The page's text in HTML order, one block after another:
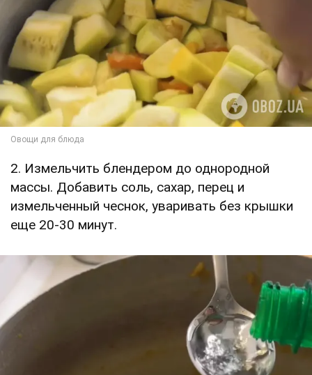
2. Измельчить блендером до однородной
массы. Добавить соль, сахар, перец и
измельченный чеснок, уваривать без крышки
еще 20-30 минут.